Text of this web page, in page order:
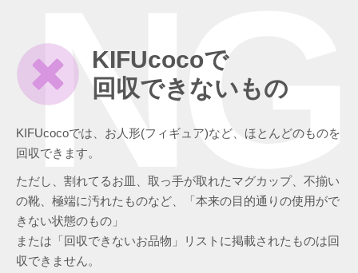
KIFUcocoで
回収できないもの
KIFUcocoでは、お人形(フィギュア)など、ほとんどのものを
回収できます。
ただし、割れてるお皿、取っ手が取れたマグカップ、不揃い
の靴、極端に汚れたものなど、「本来の目的通りの使用がで
きない状態のもの」
または「回収できないお品物」リストに掲載されたものは回
収できません。
NG